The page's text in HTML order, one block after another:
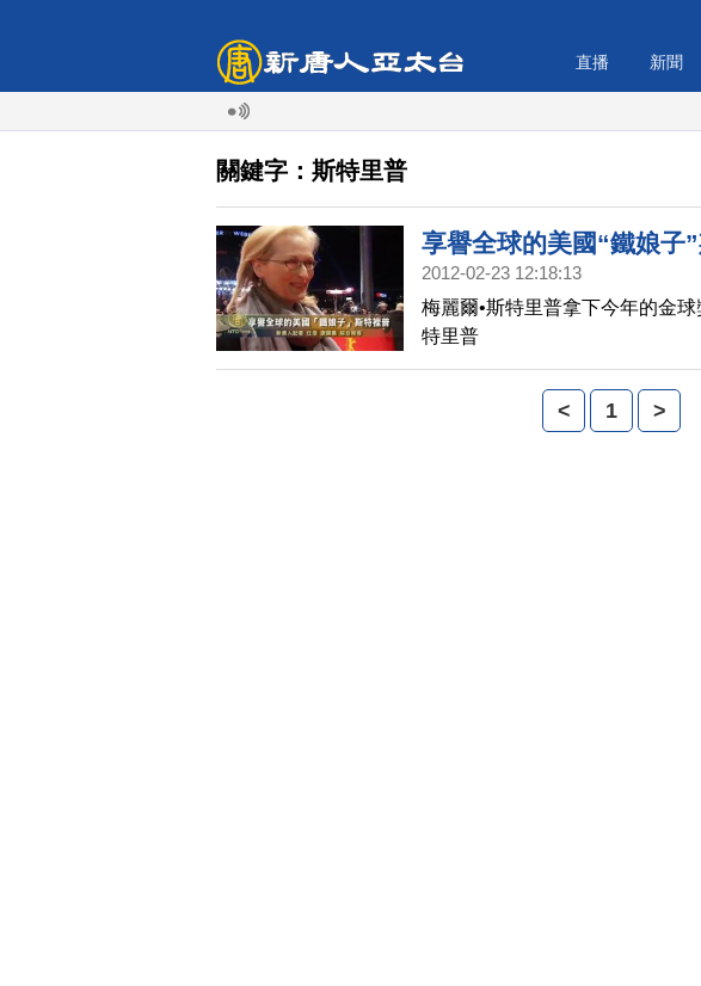
直播 新聞
關鍵字：斯特里普
享譽全球的美國“鐵娘子
2012-02-23 12:18:13
梅麗爾•斯特里普拿下今年的金
特里普
< 1 >